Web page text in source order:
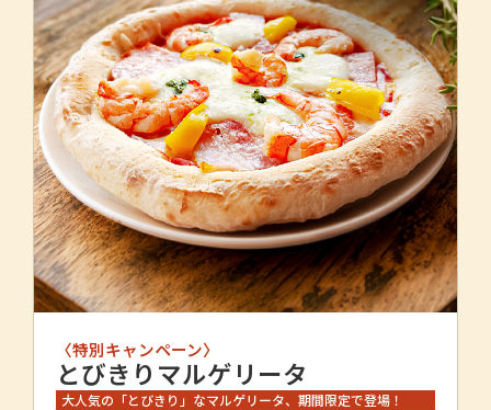
〈特別キャンペーン〉
とびきりマルゲリータ
大人気の「とびきり」なマルゲリータ、期間限定で登場！